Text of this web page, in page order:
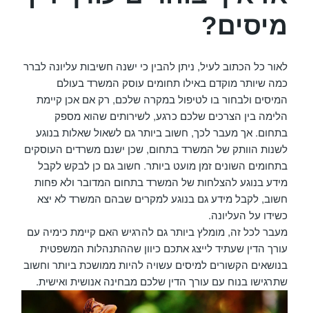
מיסים?
לאור כל הכתוב לעיל, ניתן להבין כי ישנה חשיבות עליונה לברר
כמה שיותר מוקדם באילו תחומים עוסק המשרד בעולם
המיסים ולבחור בו לטיפול במקרה שלכם, רק אם אכן קיימת
הלימה בין הצרכים שלכם כרגע, לשירותים שהוא מספק
בתחום. אך מעבר לכך, חשוב ביותר גם לשאול שאלות בנוגע
לשנות הוותק של המשרד בתחום, שכן ישנם משרדים העוסקים
בתחומים השונים זמן מועט ביותר. חשוב גם כן לבקש לקבל
מידע בנוגע להצלחות של המשרד בתחום המדובר ולא פחות
חשוב, לקבל מידע גם בנוגע למקרים שבהם המשרד לא יצא
כשידו על העליונה.
מעבר לכל זה, מומלץ ביותר גם להרגיש האם קיימת כימיה עם
עורך הדין שעתיד לייצג אתכם כיוון שההתנהלות המשפטית
בנושאים הקשורים למיסים עשויה להיות ממושכת ביותר וחשוב
שתרגישו בנוח עם עורך הדין שלכם מבחינה אנושית ואישית.